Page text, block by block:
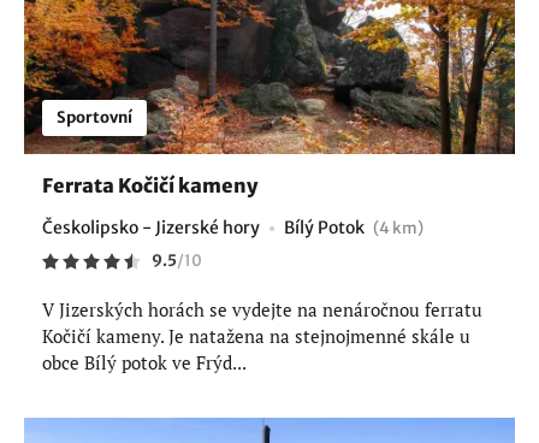
Sportovní
Ferrata Kočičí kameny
Českolipsko - Jizerské hory Bílý Potok (4 km)
9.5/10
V Jizerských horách se vydejte na nenáročnou ferratu
Kočičí kameny. Je natažena na stejnojmenné skále u
obce Bílý potok ve Frýd...